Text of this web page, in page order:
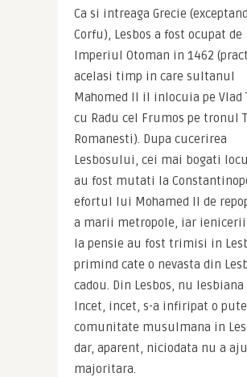
Ca si intreaga Grecie (exceptand
Corfu), Lesbos a fost ocupat de
Imperiul Otoman in 1462
acelasi timp in care sultanul
Mahomed II il inlocuia pe Vlad
cu Radu cel Frumos pe tronul
Romanesti). Dupa cucerirea
Lesbosului, cei mai bogati
au fost mutati la
efortul lui Mohamed II de
a marii metropole, iar
la pensie au fost trimisi in
primind cate o nevasta din
cadou. Din Lesbos, nu lesbiana
Incet, incet, s-a infiripat o
comunitate musulmana in
dar, aparent, niciodata nu a
majoritara.